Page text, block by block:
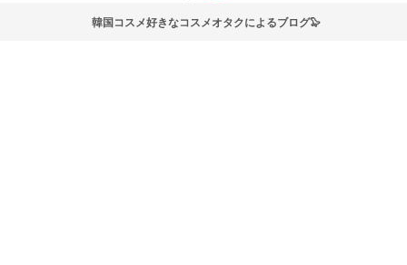
韓国コスメ好きなコスメオタクによるブログ🦭